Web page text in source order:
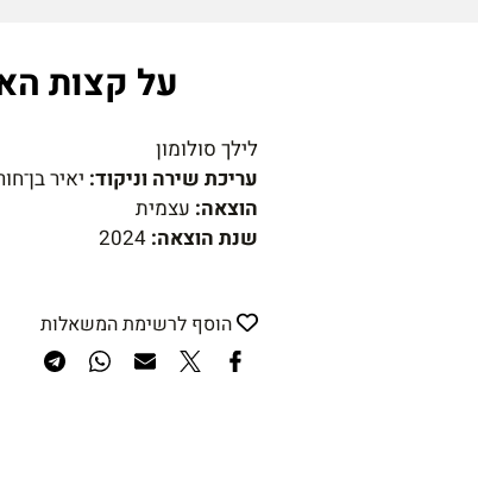
על קצות
לילך סולומון
עריכת שירה וניקוד: יאיר
הוצאה: עצמית
שנת הוצאה:
הוסף לרשימת המשאלות